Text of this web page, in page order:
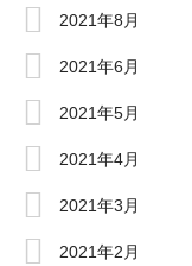
2021年8月
2021年6月
2021年5月
2021年4月
2021年3月
2021年2月